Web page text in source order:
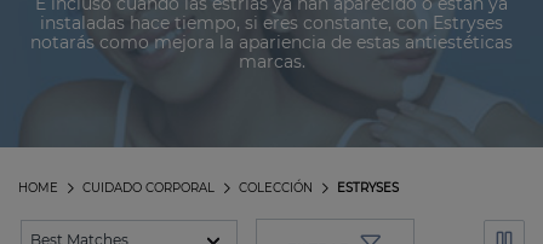
instaladas hace tiempo, si eres constante, con Estryses
notarás como mejora la apariencia de estas antiestéticas
marcas.
ESTRYSES
COLECCIÓN
CUIDADO CORPORAL
HOME